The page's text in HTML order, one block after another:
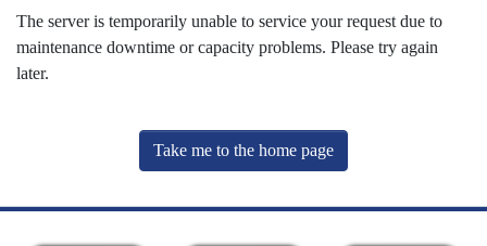
The server is temporarily unable to service your request due to
maintenance downtime or capacity problems. Please try again
later.
Take me to the home page